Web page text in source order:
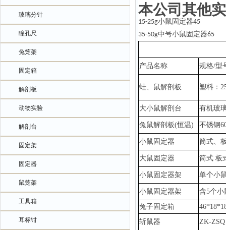
玻璃分针
瞳孔尺
兔笼架
固定箱
解剖板
动物实验
解剖台
固定架
固定器
鼠笼架
工具箱
耳标钳
本公司其他
15-25g小鼠固定器45
35-50g中号小鼠固定器65
产品名称 规格/型
蛙、鼠解剖板 塑料：
大小鼠解剖台 有机玻
兔鼠解剖板(恒温) 不锈钢
小鼠固定器 筒式、
大鼠固定器 筒式 板
小鼠固定器架 单个小
小鼠固定器架 含5个小
兔子固定箱
斩鼠器
ZK-ZSQ